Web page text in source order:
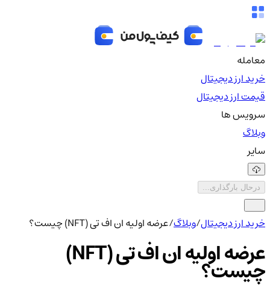
معامله
خرید ارز دیجیتال
قیمت ارز دیجیتال
سرویس ها
وبلاگ
سایر
درحال بارگذاری...
خرید ارز دیجیتال/وبلاگ/عرضه اولیه ان اف تی (NFT) چیست؟
عرضه اولیه ان اف تی (NFT)
چیست؟